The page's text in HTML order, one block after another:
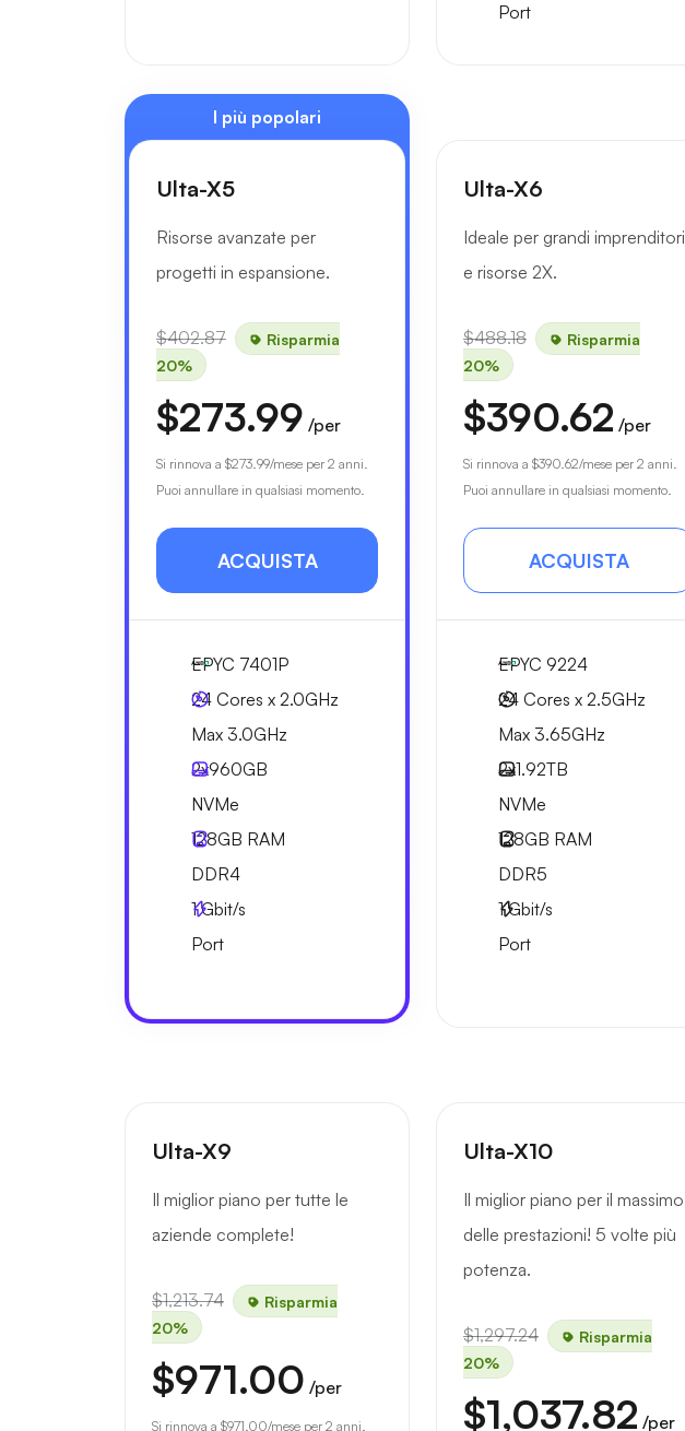
Port
I più popolari
Ulta-X5
Risorse avanzate per
progetti in espansione.
$402.87
Risparmia
20%
$273.99 /per
Si rinnova a $273.99/mese per 2 anni.
Puoi annullare in qualsiasi momento.
ACQUISTA
EPYC 7401P
24 Cores x 2.0GHz
Max 3.0GHz
2x960GB
NVMe
128GB RAM
DDR4
1Gbit/s
Port
Ulta-X6
Ideale per grandi imprenditori
e risorse 2X.
$488.18
Risparmia
20%
$390.62 /per
Si rinnova a $390.62/mese per 2 anni.
Puoi annullare in qualsiasi momento.
ACQUISTA
EPYC 9224
24 Cores x 2.5GHz
Max 3.65GHz
2x1.92TB
NVMe
128GB RAM
DDR5
1Gbit/s
Port
Ulta-X9
Il miglior piano per tutte le
aziende complete!
$1,213.74
Risparmia
20%
$971.00 /per
Si rinnova a $971.00/mese per 2 anni.
Ulta-X10
Il miglior piano per il massimo
delle prestazioni! 5 volte più
potenza.
$1,297.24
Risparmia
20%
$1,037.82 /per